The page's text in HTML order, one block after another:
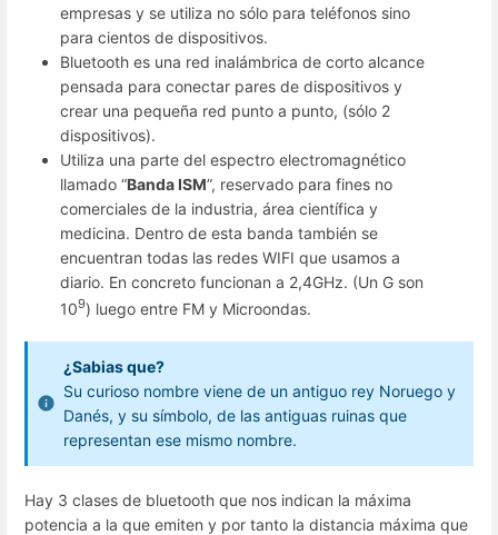
empresas y se utiliza no sólo para teléfonos sino
para cientos de dispositivos.
Bluetooth es una red inalámbrica de corto alcance
pensada para conectar pares de dispositivos y
crear una pequeña red punto a punto, (sólo 2
dispositivos).
Utiliza una parte del espectro electromagnético
llamado “Banda ISM”, reservado para fines no
comerciales de la industria, área científica y
medicina. Dentro de esta banda también se
encuentran todas las redes WIFI que usamos a
diario. En concreto funcionan a 2,4GHz. (Un G son
109) luego entre FM y Microondas.
¿Sabias que?
Su curioso nombre viene de un antiguo rey Noruego y
Danés, y su símbolo, de las antiguas ruinas que
representan ese mismo nombre.
Hay 3 clases de bluetooth que nos indican la máxima
potencia a la que emiten y por tanto la distancia máxima que